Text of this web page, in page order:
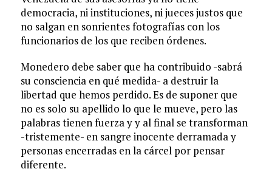
democracia, ni instituciones, ni jueces justos que
no salgan en sonrientes fotografías con los
funcionarios de los que reciben órdenes.
Monedero debe saber que ha contribuido -sabrá
su consciencia en qué medida- a destruir la
libertad que hemos perdido. Es de suponer que
no es solo su apellido lo que le mueve, pero las
palabras tienen fuerza y y al final se transforman
-tristemente- en sangre inocente derramada y
personas encerradas en la cárcel por pensar
diferente.